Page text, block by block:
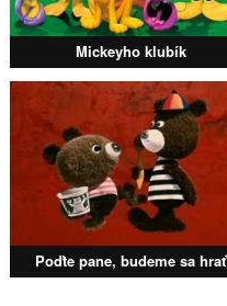
Mickeyho klubík
Poďte pane, budeme sa hrať